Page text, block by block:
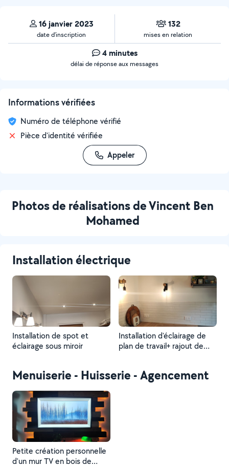
16 janvier 2023
date d’inscription
132
mises en relation
4 minutes
délai de réponse aux messages
Informations vérifiées
Numéro de téléphone vérifié
Pièce d'identité vérifiée
Appeler
Photos de réalisations de Vincent Ben
Mohamed
Installation électrique
Installation de spot et
éclairage sous miroir
Installation d'éclairage de
plan de travail+ rajout de
Menuiserie - Huisserie - Agencement
Petite création personnelle
d'un mur TV en bois de